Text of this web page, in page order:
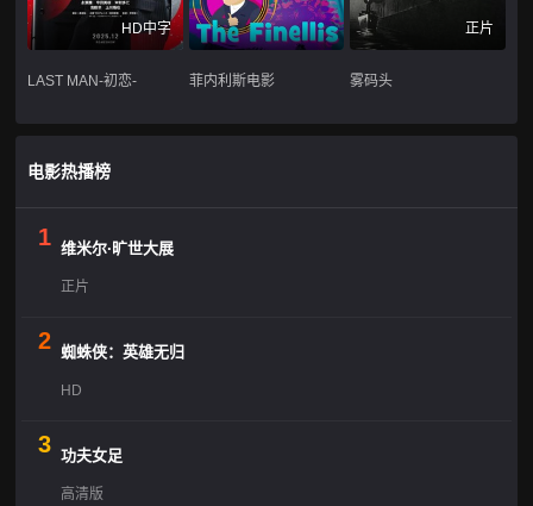
HD中字
LAST MAN-初恋- 菲内利斯电影
正片
雾码头
电影热播榜
1 维米尔·旷世大展
正片
2 蜘蛛侠：英雄无归
HD
3 功夫女足
高清版